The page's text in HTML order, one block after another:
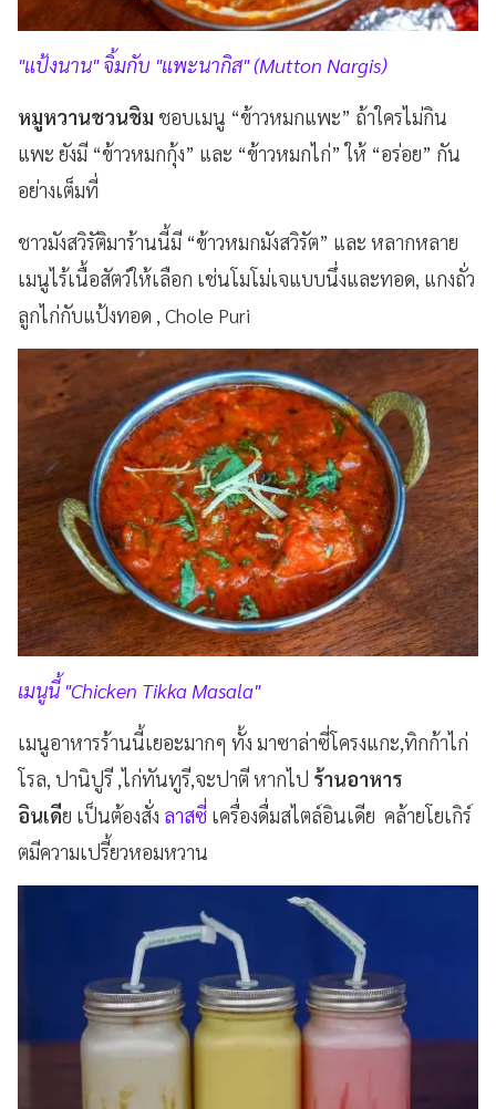
"แป้งนาน" จิ้มกับ "แพะนากิส" (Mutton Nargis)
หมูหวานชวนชิม ชอบเมนู “ข้าวหมกแพะ” ถ้าใครไม่กิน
แพะ ยังมี “ข้าวหมกกุ้ง” และ “ข้าวหมกไก่” ให้ “อร่อย” กัน
อย่างเต็มที่
ชาวมังสวิรัติมาร้านนี้มี “ข้าวหมกมังสวิรัต” และ หลากหลาย
เมนูไร้เนื้อสัตว์ให้เลือก เช่นโมโม่เจแบบนึ่งและทอด, แกงถั่ว
ลูกไก่กับแป้งทอด , Chole Puri
เมนูนี้ "Chicken Tikka Masala"
เมนูอาหารร้านนี้เยอะมากๆ ทั้ง มาซาล่าซี่โครงแกะ,ทิกก้าไก่
โรล, ปานิปูรี ,ไก่ทันทูรี,จะปาตี หากไป ร้านอาหาร
อินเดีย เป็นต้องสั่ง ลาสซี่ เครื่องดื่มสไตล์อินเดีย คล้ายโยเกิร์
ตมีความเปรี้ยวหอมหวาน